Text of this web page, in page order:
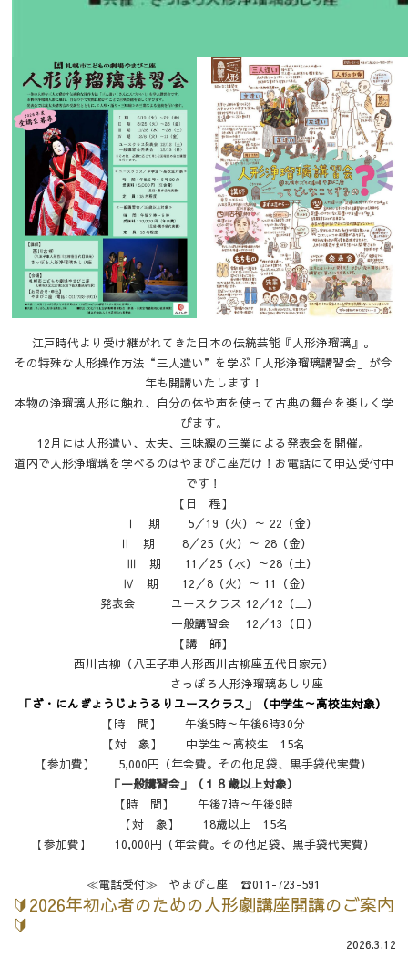
江戸時代より受け継がれてきた日本の伝統芸能『人形浄瑠璃』。
その特殊な人形操作方法“三人遣い”を学ぶ「人形浄瑠璃講習会」が今
年も開講いたします！
本物の浄瑠璃人形に触れ、自分の体や声を使って古典の舞台を楽しく学
びます。
12月には人形遣い、太夫、三味線の三業による発表会を開催。
道内で人形浄瑠璃を学べるのはやまびこ座だけ！お電話にて申込受付中
です！
【日 程】
Ⅰ 期 5／19（火）～ 22（金）
Ⅱ 期 8／25（火）～ 28（金）
Ⅲ 期 11／25（水）～28（土）
Ⅳ 期 12／8（火）～ 11（金）
発表会 ユースクラス 12／12（土）
一般講習会 12／13（日）
【講 師】
西川古柳（八王子車人形西川古柳座五代目家元）
さっぽろ人形浄瑠璃あしり座
「ざ・にんぎょうじょうるりユースクラス」（中学生～高校生対象）
【時 間】 午後5時～午後6時30分
【対 象】 中学生～高校生 15名
【参加費】 5,000円（年会費。その他足袋、黒手袋代実費）
「一般講習会」（１８歳以上対象）
【時 間】 午後7時～午後9時
【対 象】 18歳以上 15名
【参加費】 10,000円（年会費。その他足袋、黒手袋代実費）
≪電話受付≫ やまびこ座 ☎011-723-591
🔰2026年初心者のための人形劇講座開講のご案内
🔰
2026.3.12